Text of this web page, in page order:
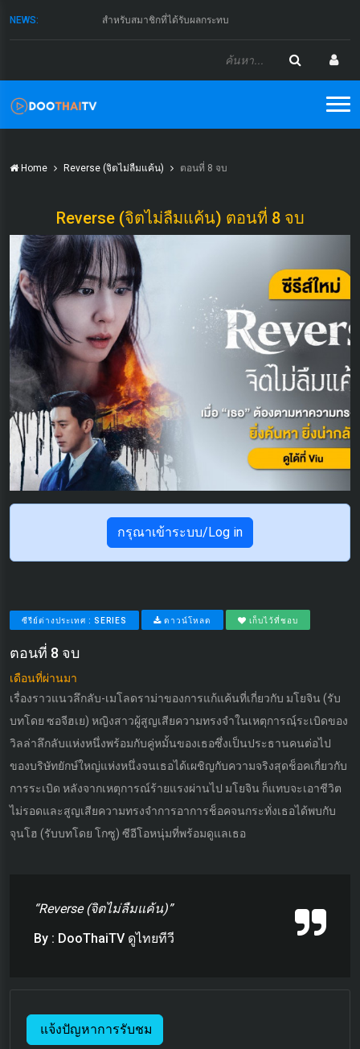
NEWS: สำหรับสมาชิกที่ได้รับผลกระทบ
Home Reverse (จิตไม่ลืมแค้น) ตอนที่ 8 จบ
Reverse (จิตไม่ลืมแค้น) ตอนที่ 8 จบ
กรุณาเข้าระบบ/Log in
ซีรีย์ต่างประเทศ : SERIES ดาวน์โหลด เก็บไว้ที่ชอบ
ตอนที่ 8 จบ
เดือนที่ผ่านมา
เรื่องราวแนวลึกลับ-เมโลดราม่าของการแก้แค้นที่เกี่ยวกับ มโยจิน (รับ
บทโดย ซอจีฮเย) หญิงสาวผู้สูญเสียความทรงจำในเหตุการณฺ์ระเบิดของ
วิลล่าลึกลับแห่งหนึ่งพร้อมกับคู่หมั้นของเธอซึ่งเป็นประธานคนต่อไป
ของบริษัทยักษ์ใหญ่แห่งหนึ่งจนเธอได้เผชิญกับความจริงสุดช็อคเกี่ยวกับ
การระเบิด หลังจากเหตุการณ์ร้ายแรงผ่านไป มโยจิน ก็แทบจะเอาชีวิต
ไม่รอดและสูญเสียความทรงจำการอาการช็อคจนกระทั่งเธอได้พบกับ
จุนโฮ (รับบทโดย โกซู) ซีอีโอหนุ่มที่พร้อมดูแลเธอ
“Reverse (จิตไม่ลืมแค้น)”
By : DooThaiTV ดูไทยทีวี
แจ้งปัญหาการรับชม